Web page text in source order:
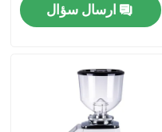
ارسال سؤال